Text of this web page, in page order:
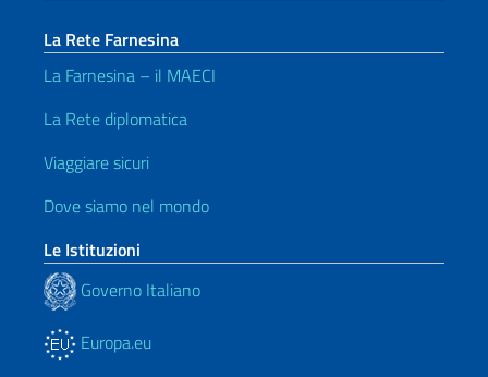
La Rete Farnesina
La Farnesina – il MAECI
La Rete diplomatica
Viaggiare sicuri
Dove siamo nel mondo
Le Istituzioni
Governo Italiano
Europa.eu